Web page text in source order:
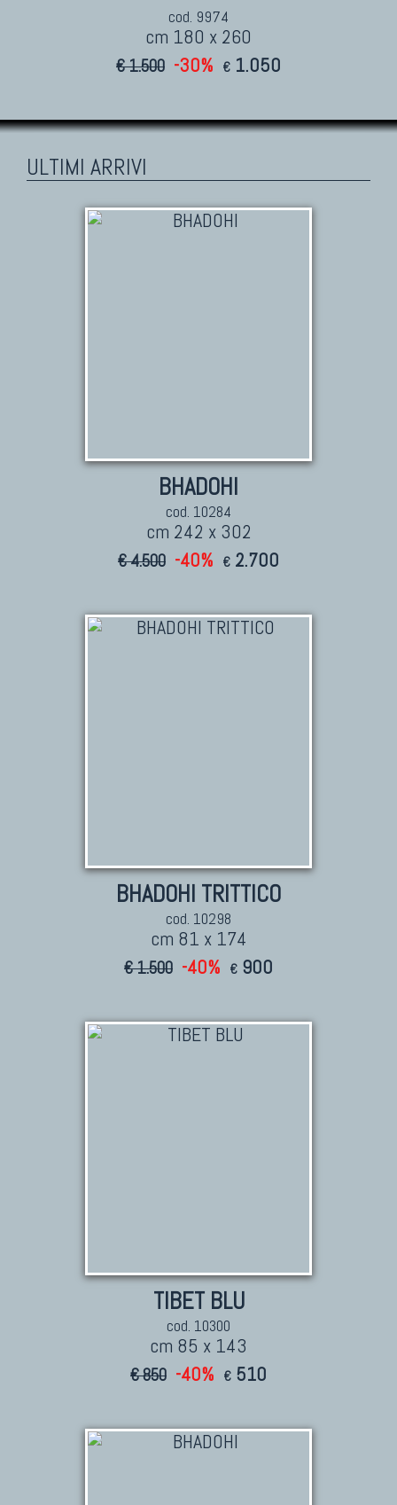
cod. 9974
cm 180 x 260
€ 1.500 -30% € 1.050
ULTIMI ARRIVI
BHADOHI
cod. 10284
cm 242 x 302
€ 4.500 -40% € 2.700
BHADOHI TRITTICO
cod. 10298
cm 81 x 174
€ 1.500 -40% € 900
TIBET BLU
cod. 10300
cm 85 x 143
€ 850 -40% € 510